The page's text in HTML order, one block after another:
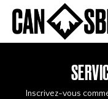
Inscrivez-vous